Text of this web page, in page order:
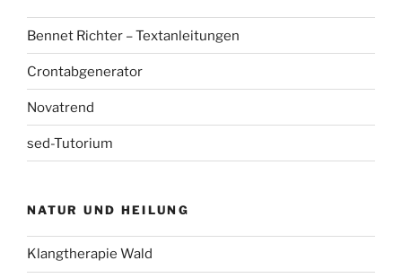
Bennet Richter – Textanleitungen
Crontabgenerator
Novatrend
sed-Tutorium
NATUR UND HEILUNG
Klangtherapie Wald